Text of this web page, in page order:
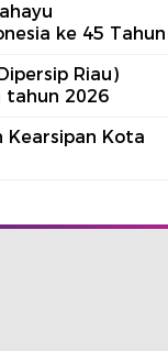
ke 45 Tahun
Riau)
tahun 2026
Kearsipan Kota